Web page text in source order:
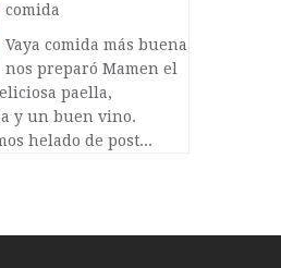
comida
Vaya comida más buena
nos preparó Mamen el
paella,
y un buen vino.
helado de post...